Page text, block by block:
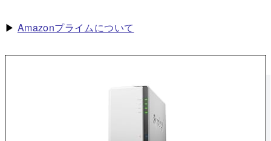
▶︎ Amazonプライムについて